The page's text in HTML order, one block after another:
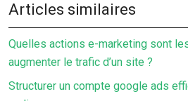
Articles similaires
Quelles actions e-marketing sont
augmenter le trafic d’un site ?
Structurer un compte google ads